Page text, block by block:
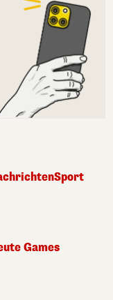
Sport
Games